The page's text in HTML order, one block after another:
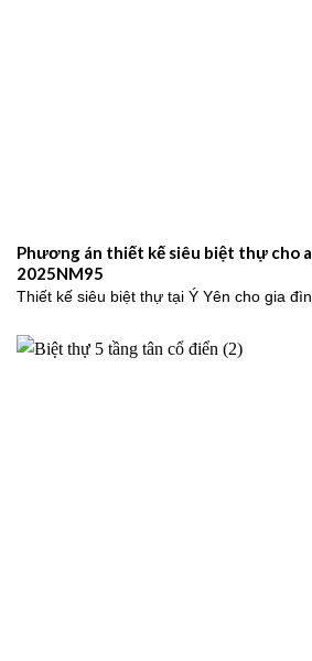
Phương án thiết kế siêu biệt thự cho
2025NM95
Thiết kế siêu biệt thự tại Ý Yên cho gia